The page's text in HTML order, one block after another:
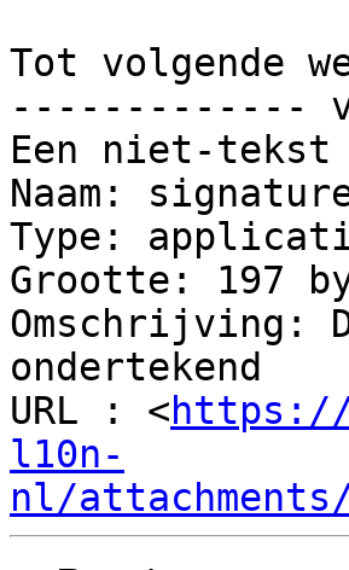
Tot volgende
-------------
Een niet-
Naam:
Type:
Grootte: 197
ondertekend
URL : <https://
l10n-
nl/